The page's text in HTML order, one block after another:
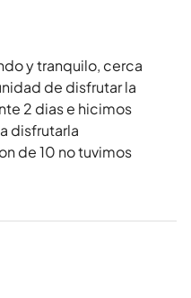
y tranquilo, cerca
de disfrutar la
2 dias e hicimos
disfrutarla
de 10 no tuvimos